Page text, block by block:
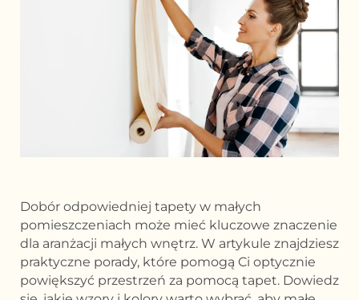
Dobór odpowiedniej tapety w małych
pomieszczeniach może mieć kluczowe znaczenie
dla aranżacji małych wnętrz. W artykule znajdziesz
praktyczne porady, które pomogą Ci optycznie
powiększyć przestrzeń za pomocą tapet. Dowiedz